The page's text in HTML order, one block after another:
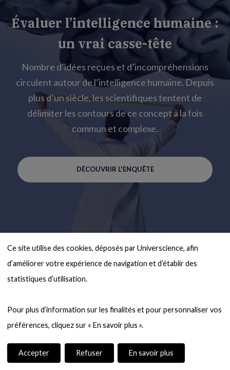
Ce site utilise des cookies, déposés par Universcience, afin
d’améliorer votre expérience de navigation et d’établir des
statistiques d’utilisation.
Pour plus d’information sur les finalités et pour personnaliser vos
Accepter Refuser En savoir plus
Évaluer l’intelligence humaine :
un vrai casse-tête
Nombre d’idées reçues et d’incompréhensions
circulent autour de l’intelligence humaine. Depuis
plus d’un siècle, les scientifiques tentent de
délimiter les contours de ce concept à la fois
commun et complexe.
DÉCOUVRIR L'ENQUÊTE